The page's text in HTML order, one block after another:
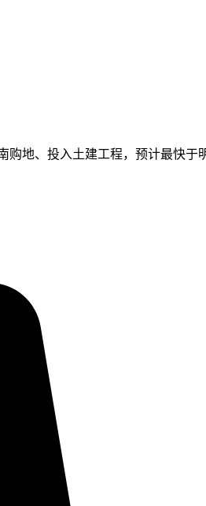
购地、投入土建工程，预计最快于